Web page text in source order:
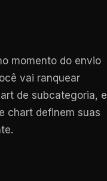
momento do envio
vai ranquear
de subcategoria, e
chart definem suas